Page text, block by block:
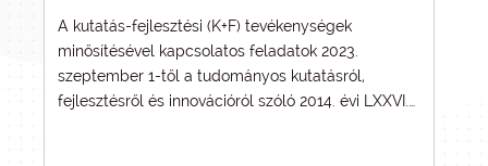
A kutatás-fejlesztési (K+F) tevékenységek
minősítésével kapcsolatos feladatok 2023.
szeptember 1-től a tudományos kutatásról,
fejlesztésről és innovációról szóló 2014. évi LXXVI.